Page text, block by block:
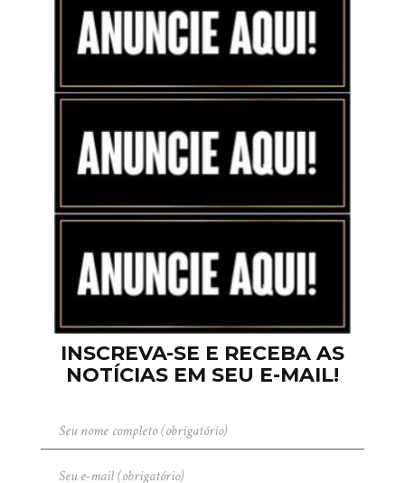
INSCREVA-SE E RECEBA AS
NOTÍCIAS EM SEU E-MAIL!